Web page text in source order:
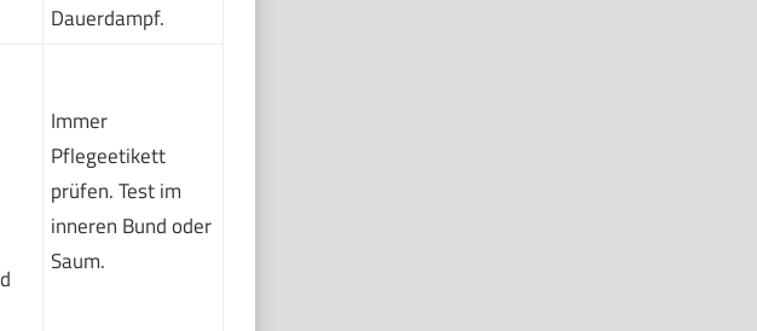
Dauerdampf.
Immer
Pflegeetikett
prüfen. Test im
inneren Bund oder
Saum.